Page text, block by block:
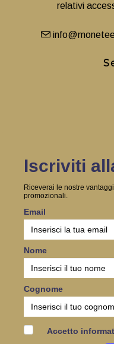
relativi
Iscriviti
Riceverai le nostre
promozionali.
Email
Nome
Cognome
Accetto